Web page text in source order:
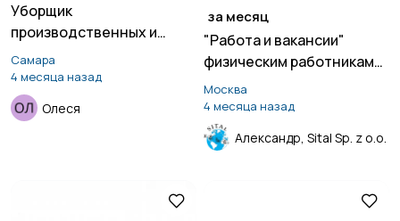
Уборщик
производственных и
служебных помещений
Самара
4 месяца назад
Олеся
за месяц
"Работа и вакансии"
физическим работникам
на лососевых фермах в
Норвегии
Москва
4 месяца назад
Александр, Sital Sp. z o.o.